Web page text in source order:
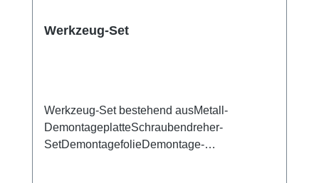
Werkzeug-Set
Werkzeug-Set bestehend ausMetall-
DemontageplatteSchraubendreher-
SetDemontagefolieDemontage-